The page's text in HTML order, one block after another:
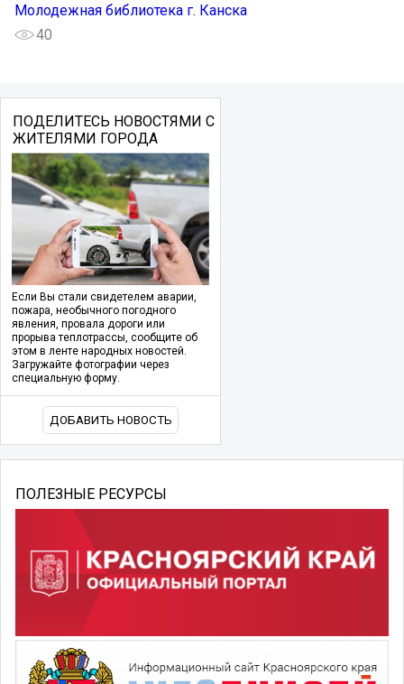
Молодежная библиотека г. Канска
40
ПОДЕЛИТЕСЬ НОВОСТЯМИ С
ЖИТЕЛЯМИ ГОРОДА
Если Вы стали свидетелем аварии,
пожара, необычного погодного
явления, провала дороги или
прорыва теплотрассы, сообщите об
этом в ленте народных новостей.
Загружайте фотографии через
специальную форму.
ДОБАВИТЬ НОВОСТЬ
ПОЛЕЗНЫЕ РЕСУРСЫ